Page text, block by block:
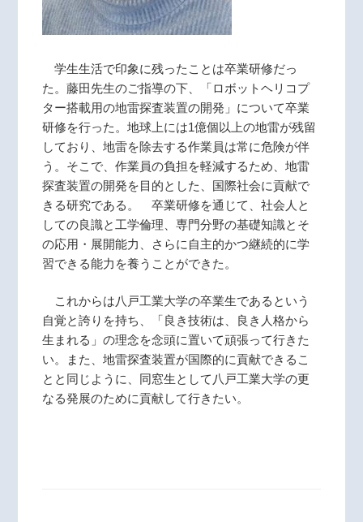
学生生活で印象に残ったことは卒業研修だっ
た。藤田先生のご指導の下、「ロボットヘリコプ
ター搭載用の地雷探査装置の開発」について卒業
研修を行った。地球上には1億個以上の地雷が残留
しており、地雷を除去する作業員は常に危険が伴
う。そこで、作業員の負担を軽減するため、地雷
探査装置の開発を目的とした、国際社会に貢献で
きる研究である。 卒業研修を通じて、社会人と
しての良識と工学倫理、専門分野の基礎知識とそ
の応用・展開能力、さらに自主的かつ継続的に学
習できる能力を養うことができた。
これからは八戸工業大学の卒業生であるという
自覚と誇りを持ち、「良き技術は、良き人格から
生まれる」の理念を念頭に置いて頑張って行きた
い。また、地雷探査装置が国際的に貢献できるこ
とと同じように、同窓生として八戸工業大学の更
なる発展のために貢献して行きたい。